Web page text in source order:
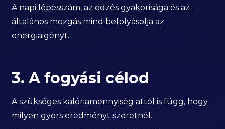
A napi lépésszám, az edzés gyakorisága és az
általános mozgás mind befolyásolja az
energiaigényt.
3. A fogyási célod
A szükséges kalóriamennyiség attól is függ, hogy
milyen gyors eredményt szeretnél.